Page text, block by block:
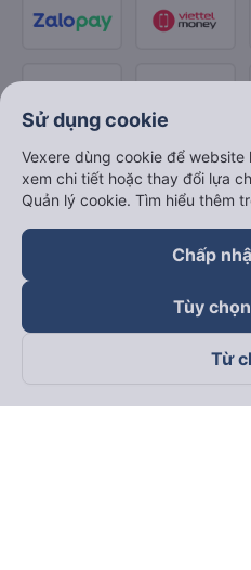
Theo dõi chúng tôi trên
Sử dụng cookie
Vexere dùng cookie để
xem chi tiết hoặc thay đổi lựa
Quản lý cookie. Tìm hiểu thêm
Chấp
Tùy
Từ